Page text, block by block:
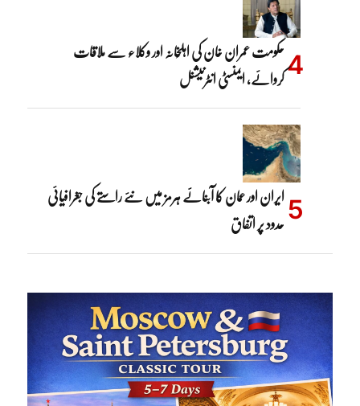
حکومت عمران خان کی اہلِخانہ اور وکلاء سے ملاقات
کروائے، ایمنسٹی انٹرنیشنل
ایران اور عمان کا آبنائے ہرمز میں نئے راستے کی جغرافیائی
حدود پر اتفاق